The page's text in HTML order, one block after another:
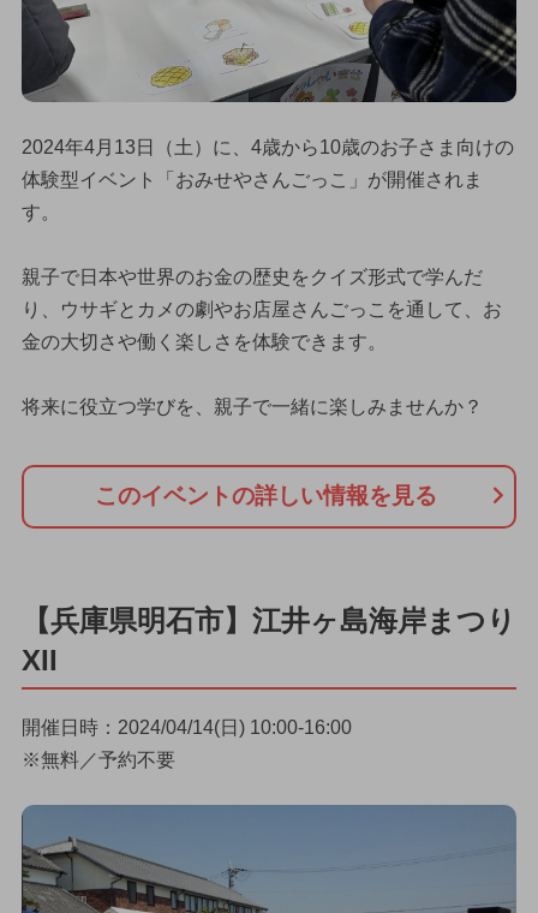
2024年4月13日（土）に、4歳から10歳のお子さま向けの
体験型イベント「おみせやさんごっこ」が開催されま
す。
親子で日本や世界のお金の歴史をクイズ形式で学んだ
り、ウサギとカメの劇やお店屋さんごっこを通して、お
金の大切さや働く楽しさを体験できます。
将来に役立つ学びを、親子で一緒に楽しみませんか？
このイベントの詳しい情報を見る
【兵庫県明石市】江井ヶ島海岸まつり
XII
開催日時：2024/04/14(日) 10:00-16:00
※無料／予約不要